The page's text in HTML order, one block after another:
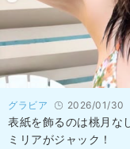
グラビア 2026/01/30
表紙を飾るのは桃月な
ミリアがジャック！